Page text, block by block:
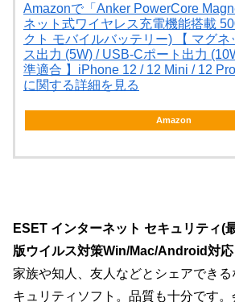
Amazonで「Anker PowerCore
ネット式ワイヤレス充電機能搭載
クト モバイルバッテリー) 【 マグネ
ス出力 (5W) / USB-Cポート出力
準適合 】iPhone 12 / 12 Mini / 12 Pro
に関する詳細を見る
Amazon
ESET インターネット セキュリティ(
版ウイルス対策Win/Mac/Android対応
家族や知人、友人などとシェアでき
キュリティソフト。品質も十分です